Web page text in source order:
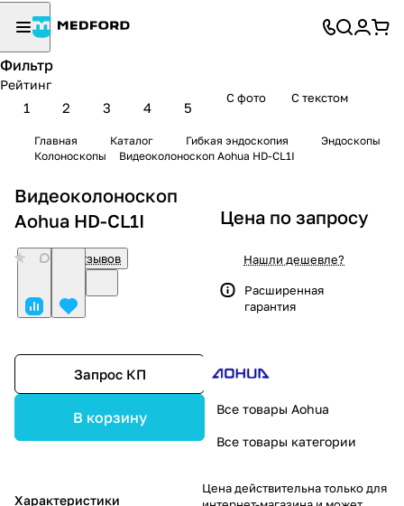
Фильтр
Рейтинг
1 2 3 4 5
С фото С текстом
Главная Каталог Гибкая эндоскопия
Эндоскопы
Колоноскопы
Видеоколоноскоп Aohua HD-CL1I
Видеоколоноскоп
Aohua HD-CL1I
Нет отзывов
Запрос КП
В корзину
Характеристики
Цена по запросу
Нашли дешевле?
Расширенная
гарантия
Все товары Aohua
Все товары категории
Цена действительна только для